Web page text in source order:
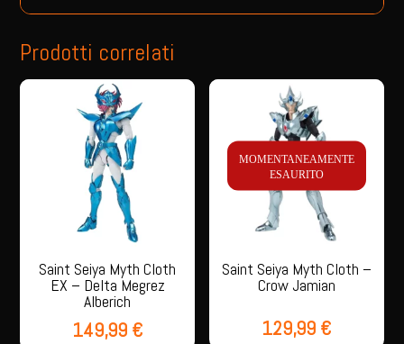
Prodotti correlati
Saint Seiya Myth Cloth
EX – Delta Megrez
Alberich
149,99 €
MOMENTANEAMENTE
ESAURITO
Saint Seiya Myth Cloth –
Crow Jamian
129,99 €